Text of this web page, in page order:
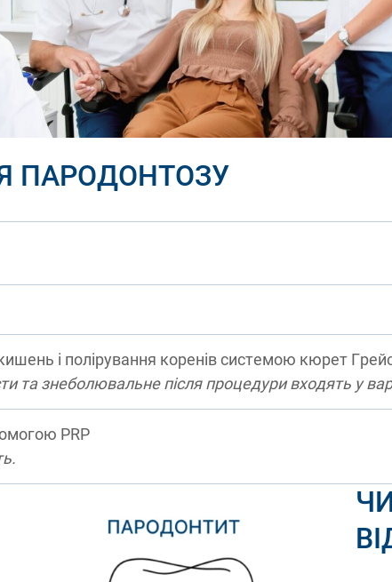
ПАРОДОНТОЗУ
і полірування коренів системою кюрет
та знеболювальне після процедури входять у
PRP